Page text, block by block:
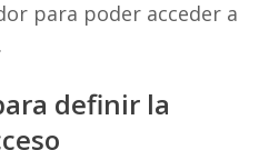
para poder acceder a
definir la